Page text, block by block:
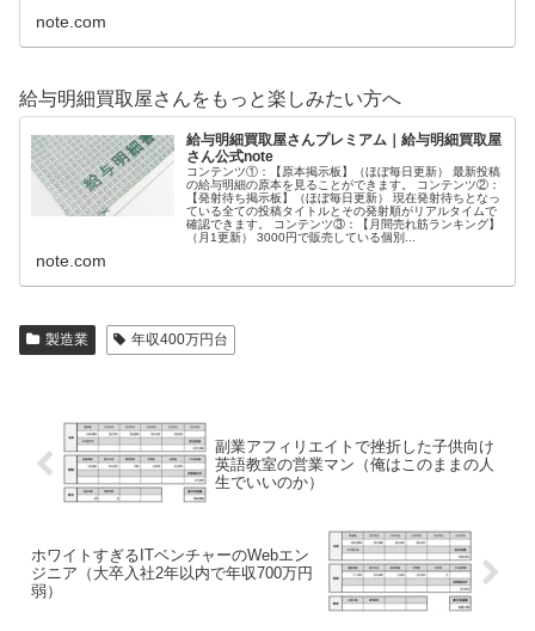
note.com
給与明細買取屋さんをもっと楽しみたい方へ
給与明細買取屋さんプレミアム｜給与明細買取屋
さん公式note
コンテンツ①：【原本掲示板】（ほぼ毎日更新） 最新投稿
の給与明細の原本を見ることができます。 コンテンツ②：
【発射待ち掲示板】（ほぼ毎日更新） 現在発射待ちとなっ
ている全ての投稿タイトルとその発射順がリアルタイムで
確認できます。 コンテンツ③：【月間売れ筋ランキング】
（月1更新） 3000円で販売している個別...
note.com
製造業 年収400万円台
副業アフィリエイトで挫折した子供向け
英語教室の営業マン（俺はこのままの人
生でいいのか）
ホワイトすぎるITベンチャーのWebエン
ジニア（大卒入社2年以内で年収700万円
弱）